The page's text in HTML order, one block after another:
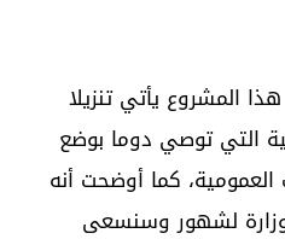
المشروع يأتي تنزيلا
التي توصي دوما بوضع
كما أوضحت أنه
لشهور وسنسعى